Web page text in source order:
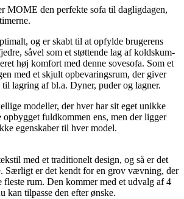
MOME den perfekte sofa til dagligdagen,
og er skabt til at opfylde brugerens
såvel som et støttende lag af koldskum-
høj komfort med denne sovesofa. Som et
med et skjult opbevaringsrum, der giver
lagring af bl.a. Dyner, puder og lagner.
modeller, der hver har sit eget unikke
fuldkommen ens, men der ligger
egenskaber til hver model.
med et traditionelt design, og så er det
Særligt er det kendt for en grov vævning, der
fleste rum. Den kommer med et udvalg af 4
kan tilpasse den efter ønske.